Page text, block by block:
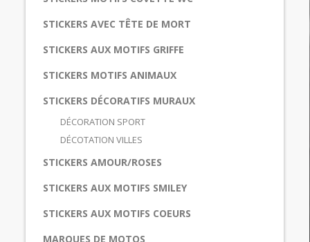
STICKERS AVEC TÊTE DE MORT
STICKERS AUX MOTIFS GRIFFE
STICKERS MOTIFS ANIMAUX
STICKERS DÉCORATIFS MURAUX
DÉCORATION SPORT
DÉCOTATION VILLES
STICKERS AMOUR/ROSES
STICKERS AUX MOTIFS SMILEY
STICKERS AUX MOTIFS COEURS
MARQUES DE MOTOS